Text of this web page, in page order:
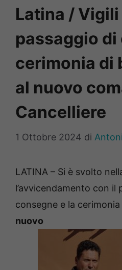
Latina /
passaggio di
cerimonia di
al nuovo
Cancelliere
1 Ottobre 2024 di
LATINA – Si è svolto
l’avvicendamento con il
consegne e la
nuovo